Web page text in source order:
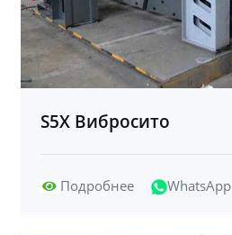
S5X Вибросито
Подробнее WhatsApp